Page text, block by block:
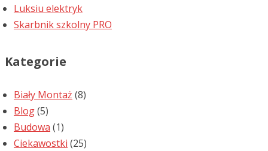
Luksiu elektryk
Skarbnik szkolny PRO
Kategorie
Biały Montaż (8)
Blog(5)
Budowa (1)
Ciekawostki (25)